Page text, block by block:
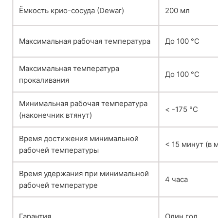
Ёмкость крио-сосудa (Dewar) 200 мл
Максимальная рабочая температура До 100 °C
Максимальная температура
прокаливания
До 100 °C
Минимальная рабочая температура
(наконечник втянут)
< -175 °C
Время достижения минимальной
рабочей температуры
< 15 минут (в
Время удержания при минимальной
рабочей температуре
4 часа